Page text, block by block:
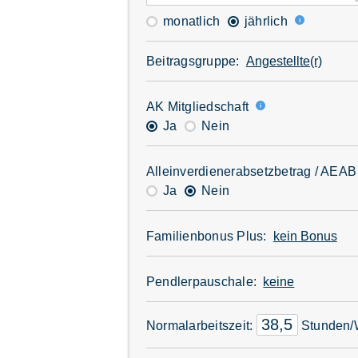
monatlich jährlich
Beitragsgruppe:
AK Mitgliedschaft
Ja
Nein
Alleinverdiener­absetzbetrag / AEAB
Ja
Nein
Familienbonus Plus:
Pendler­pauschale:
Normal­arbeitszeit: Stunden/